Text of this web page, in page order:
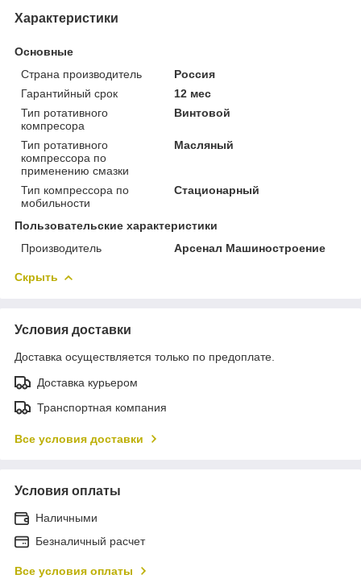
Характеристики
Основные
Страна производитель
Россия
Гарантийный срок
12 мес
Тип ротативного
компресора
Винтовой
Тип ротативного
компрессора по
применению смазки
Масляный
Тип компрессора по
мобильности
Стационарный
Пользовательские характеристики
Производитель
Арсенал Машиностроение
Скрыть
Условия доставки
Доставка осуществляется только по предоплате.
Доставка курьером
Транспортная компания
Все условия доставки
Условия оплаты
Наличными
Безналичный расчет
Все условия оплаты